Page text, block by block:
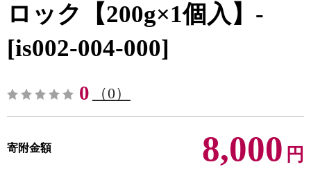
ロック【200g×1個入】-
[is002-004-000]
0 （0）
寄附金額 8,000 円